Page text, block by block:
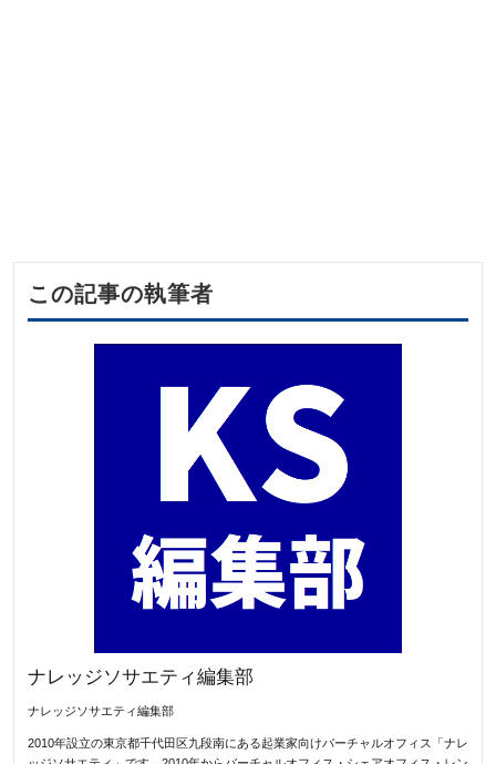
この記事の執筆者
ナレッジソサエティ編集部
ナレッジソサエティ編集部
2010年設立の東京都千代田区九段南にある起業家向けバーチャルオフィス「ナレ